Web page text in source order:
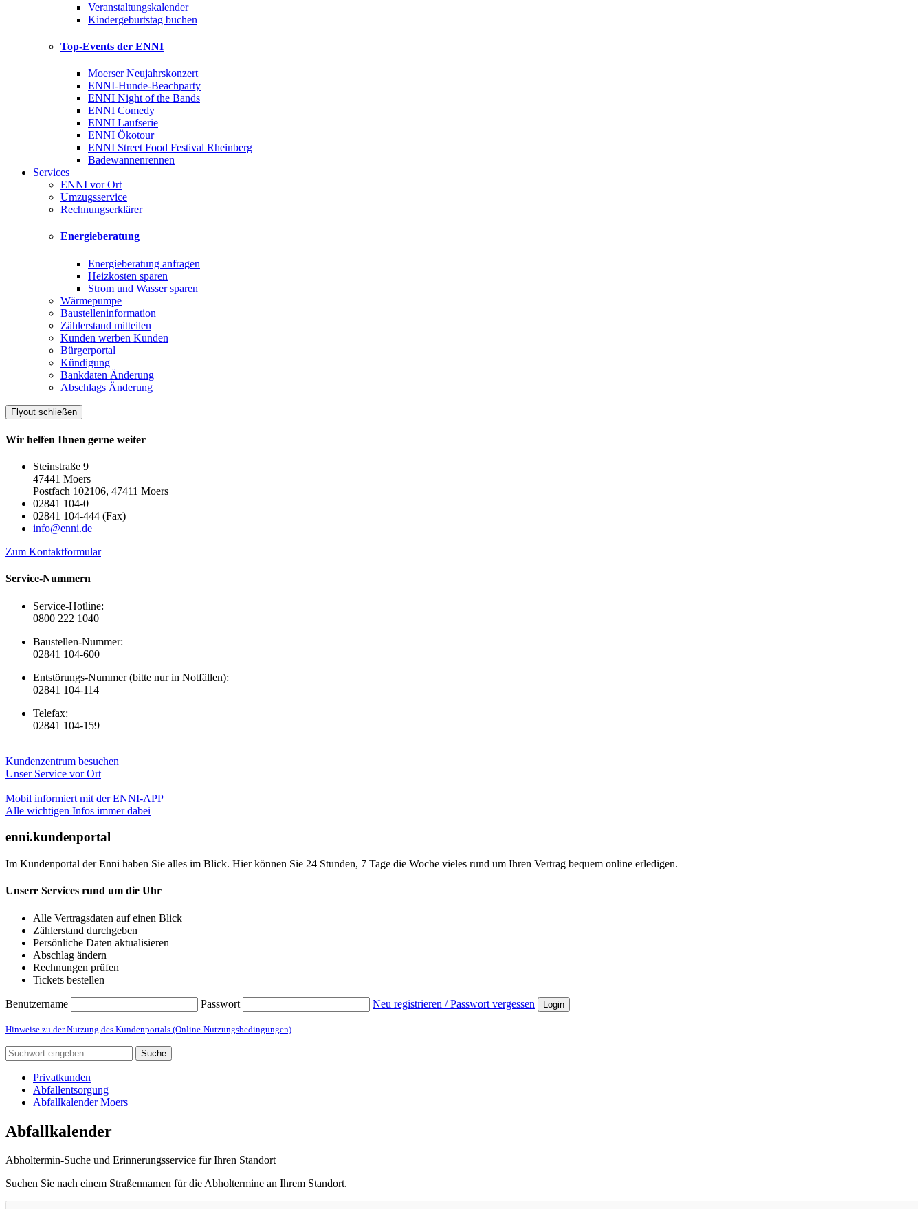
Veranstaltungskalender
Kindergeburtstag buchen
Top-Events der ENNI
Moerser Neujahrskonzert
ENNI-Hunde-Beachparty
ENNI Night of the Bands
ENNI Comedy
ENNI Laufserie
ENNI Ökotour
ENNI Street Food Festival Rheinberg
Badewannenrennen
Services
ENNI vor Ort
Umzugsservice
Rechnungserklärer
Energieberatung
Energieberatung anfragen
Heizkosten sparen
Strom und Wasser sparen
Wärmepumpe
Baustelleninformation
Zählerstand mitteilen
Kunden werben Kunden
Bürgerportal
Kündigung
Bankdaten Änderung
Abschlags Änderung
Flyout schließen
Wir helfen Ihnen gerne weiter
Steinstraße 9
47441 Moers
Postfach 102106, 47411 Moers
02841 104-0
02841 104-444 (Fax)
info@enni.de
Zum Kontaktformular
Service-Nummern
Service-Hotline:
0800 222 1040
Baustellen-Nummer:
02841 104-600
Entstörungs-Nummer (bitte nur in Notfällen):
02841 104-114
Telefax:
02841 104-159
Kundenzentrum besuchen
Unser Service vor Ort
Mobil informiert mit der ENNI-APP
Alle wichtigen Infos immer dabei
enni.kundenportal
Im Kundenportal der Enni haben Sie alles im Blick. Hier können Sie 24 Stunden, 7 Tage die Woche vieles rund um Ihren Vertrag bequem online erledigen.
Unsere Services rund um die Uhr
Alle Vertragsdaten auf einen Blick
Zählerstand durchgeben
Persönliche Daten aktualisieren
Abschlag ändern
Rechnungen prüfen
Tickets bestellen
Benutzername Passwort Neu registrieren / Passwort vergessen Login
Hinweise zu der Nutzung des Kundenportals (Online-Nutzungsbedingungen)
Suche
Privatkunden
Abfallentsorgung
Abfallkalender Moers
Abfallkalender
Abholtermin-Suche und Erinnerungsservice für Ihren Standort
Suchen Sie nach einem Straßennamen für die Abholtermine an Ihrem Standort.